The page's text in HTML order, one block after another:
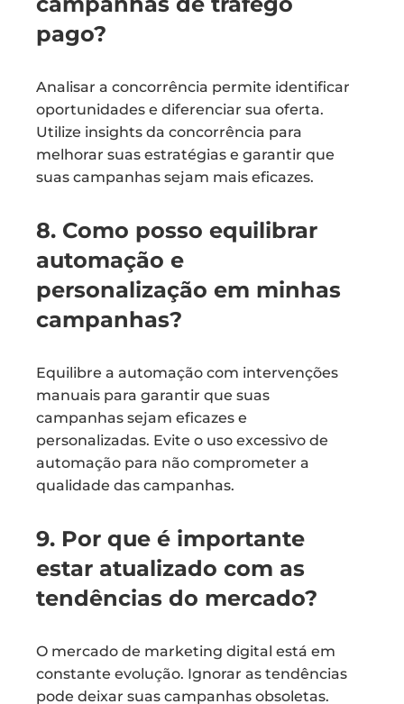
pago?
Analisar a concorrência permite identificar
oportunidades e diferenciar sua oferta.
Utilize insights da concorrência para
melhorar suas estratégias e garantir que
suas campanhas sejam mais eficazes.
8. Como posso equilibrar
automação e
personalização em minhas
campanhas?
Equilibre a automação com intervenções
manuais para garantir que suas
campanhas sejam eficazes e
personalizadas. Evite o uso excessivo de
automação para não comprometer a
qualidade das campanhas.
9. Por que é importante
estar atualizado com as
tendências do mercado?
O mercado de marketing digital está em
constante evolução. Ignorar as tendências
pode deixar suas campanhas obsoletas.